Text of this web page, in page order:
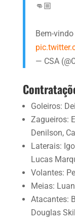
👊🏼
Bem-
— CSA
Goleiros:
Zagueiros:
Denilson,
Laterais:
Lucas
Volantes:
Meias:
Atacantes:
Douglas